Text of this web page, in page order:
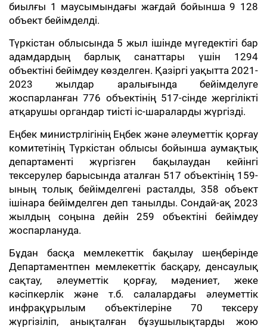
биылғы 1 маусымындағы жағдай бойынша 9 128
объект бейімделді.
Түркістан облысында 5 жыл ішінде мүгедектігі бар
адамдардың барлық санаттары үшін 1294
объектіні бейімдеу көзделген. Қазіргі уақытта 2021-
2023 жылдар аралығында бейімделуге
жоспарланған 776 объектінің 517-сінде жергілікті
атқарушы органдар тиісті іс-шараларды жүргізді.
Еңбек министрлігінің Еңбек және әлеуметтік қорғау
комитетінің Түркістан облысы бойынша аумақтық
департаменті жүргізген бақылаудан кейінгі
тексерулер барысында аталған 517 объектінің 159-
ының толық бейімделгені расталды, 358 объект
ішінара бейімделген деп танылды. Сондай-ақ 2023
жылдың соңына дейін 259 объектіні бейімдеу
жоспарлануда.
Бұдан басқа мемлекеттік бақылау шеңберінде
Департаментпен мемлекеттік басқару, денсаулық
сақтау, әлеуметтік қорғау, мәдениет, жеке
кәсіпкерлік және т.б. салалардағы әлеуметтік
инфрақұрылым объектілеріне 70 тексеру
жүргізіліп, анықталған бұзушылықтарды жою